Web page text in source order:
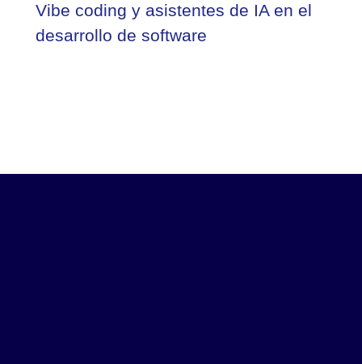
Vibe coding y asistentes de IA en el
desarrollo de software